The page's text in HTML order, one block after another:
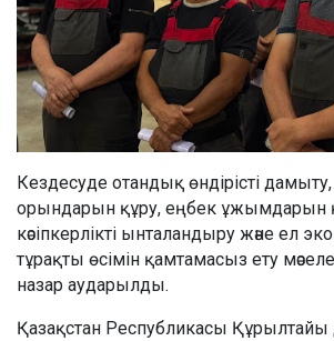
Кездесуде отандық өндірісті
орындарын құру, еңбек ұжымдарын
кәсіпкерлікті ынталандыру және ел
тұрақты өсімін қамтамасыз ету
назар аударылды.
Қазақстан Республикасы Құрылтайы